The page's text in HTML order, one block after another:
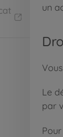
un
Le
par